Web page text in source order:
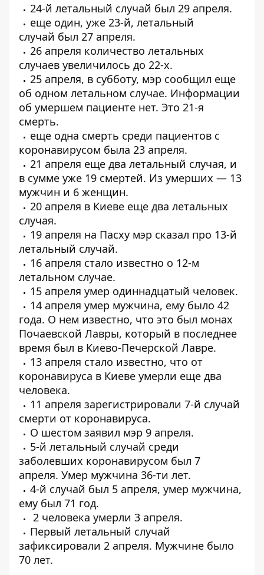
24-й летальный случай был 29 апреля.
еще один, уже 23-й, летальный
случай был 27 апреля.
26 апреля количество летальных
случаев увеличилось до 22-х.
25 апреля, в субботу, мэр сообщил еще
об одном летальном случае. Информации
об умершем пациенте нет. Это 21-я
смерть.
еще одна смерть среди пациентов с
коронавирусом была 23 апреля.
21 апреля еще два летальный случая, и
в сумме уже 19 смертей. Из умерших — 13
мужчин и 6 женщин.
20 апреля в Киеве еще два летальных
случая.
19 апреля на Пасху мэр сказал про 13-й
летальный случай.
16 апреля стало известно о 12-м
летальном случае.
15 апреля умер одиннадцатый человек.
14 апреля умер мужчина, ему было 42
года. О нем известно, что это был монах
Почаевской Лавры, который в последнее
время был в Киево-Печерской Лавре.
13 апреля стало известно, что от
коронавируса в Киеве умерли еще два
человека.
11 апреля зарегистрировали 7-й случай
смерти от коронавируса.
О шестом заявил мэр 9 апреля.
5-й летальный случай среди
заболевших коронавирусом был 7
апреля. Умер мужчина 36-ти лет.
4-й случай был 5 апреля, умер мужчина,
ему был 71 год.
2 человека умерли 3 апреля.
Первый летальный случай
зафиксировали 2 апреля. Мужчине было
70 лет.